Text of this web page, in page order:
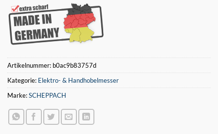
Artikelnummer: b0ac9b83757d
Kategorie: Elektro- & Handhobelmesser
Marke:SCHEPPACH